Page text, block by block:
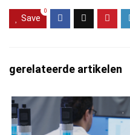
Save
0
gerelateerde artikelen